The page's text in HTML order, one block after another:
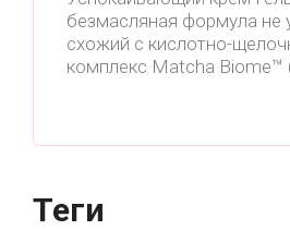
безмасляная формула не
схожий с кислотно-
комплекс Matcha Biome™
теги